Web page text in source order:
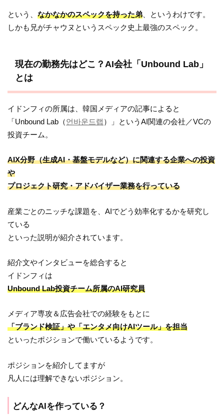
という、なかなかのスペックを持った弟 、というわけです。
しかも兄がチャウヌというスペック史上最強のスペック。
現在の勤務先はどこ？AI会社「Unbound Lab」
とは
イドンフィの所属は、韓国メディアの記事によると
「Unbound Lab（언바운드랩 ）」というAI関連の会社／VCの
投資チーム。
AIX分野（生成AI・基盤モデルなど）に関連する企業への投資
や
プロジェクト研究・アドバイザー業務を行っている
産業ごとのニッチな課題を、AIでどう効率化するかを研究し
ている
といった説明が紹介されています。
紹介文やインタビューを総合すると
イドンフィは
Unbound Lab投資チーム所属のAI研究員
メディア専攻＆広告会社での経験をもとに
「ブランド検証」や「エンタメ向けAIツール」を担当
といったポジションで働いているようです。
ポジションを紹介してますが
凡人には理解できないポジション。
どんなAIを作っている？